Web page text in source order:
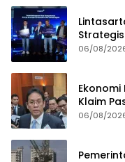
06/08/
Ekonomi
Klaim
Membaik
06/08/